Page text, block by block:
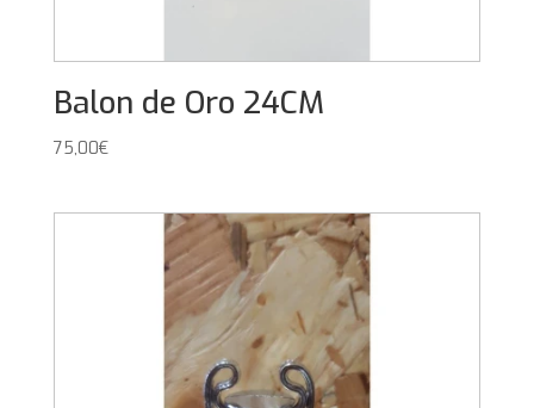
Balon de Oro 24CM
75,00€